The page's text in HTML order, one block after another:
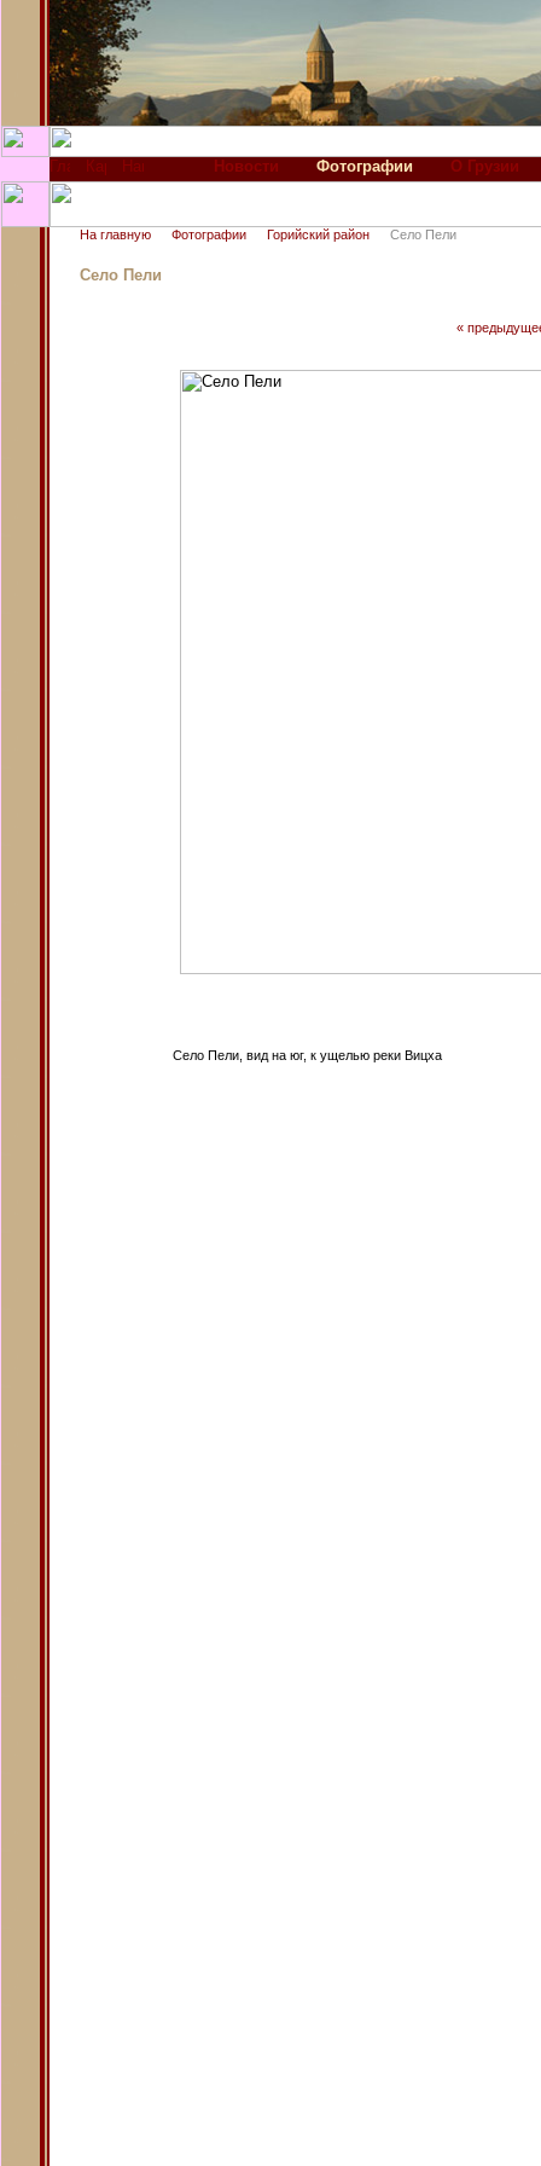
Новости Фотографии О Грузии
На главную Фотографии Горийский район Село Пели
Село Пели
«
Село Пели, вид на юг, к ущелью реки Вицха